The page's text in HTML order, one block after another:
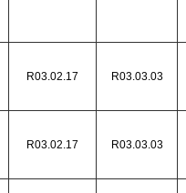
R03.02.17 R03.03.03
R03.02.17 R03.03.03